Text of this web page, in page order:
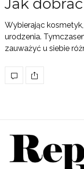
Jak
Wybierając
urodzenia.
zauważyć u siebie